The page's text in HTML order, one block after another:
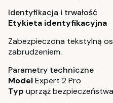
Identyfikacja i trwałość
Etykieta identyfikacyjna
Zabezpieczona tekstylną
zabrudzeniem.
Parametry techniczne
ModelExpert 2 Pro
Typ uprząż bezpieczeństwa